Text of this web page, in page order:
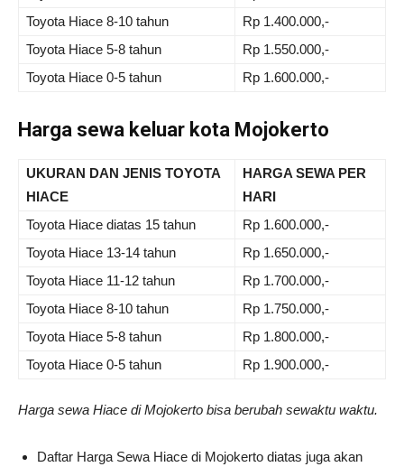
Toyota Hiace 8-10 tahun
Rp 1.400.000,-
Toyota Hiace 5-8 tahun
Rp 1.550.000,-
Toyota Hiace 0-5 tahun
Rp 1.600.000,-
Harga sewa keluar kota Mojokerto
UKURAN DAN JENIS TOYOTA
HIACE
HARGA SEWA PER
HARI
Toyota Hiace diatas 15 tahun
Rp 1.600.000,-
Toyota Hiace 13-14 tahun
Rp 1.650.000,-
Toyota Hiace 11-12 tahun
Rp 1.700.000,-
Toyota Hiace 8-10 tahun
Rp 1.750.000,-
Toyota Hiace 5-8 tahun
Rp 1.800.000,-
Toyota Hiace 0-5 tahun
Rp 1.900.000,-
Harga sewa Hiace di Mojokerto bisa berubah sewaktu waktu.
Daftar Harga Sewa Hiace di Mojokerto diatas juga akan